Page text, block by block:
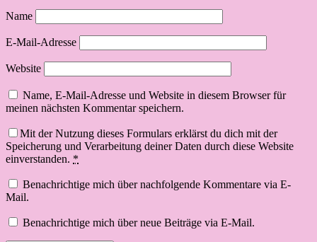
Name
E-Mail-Adresse
Website
Name, E-Mail-Adresse und Website in diesem Browser für
meinen nächsten Kommentar speichern.
Mit der Nutzung dieses Formulars erklärst du dich mit der
Speicherung und Verarbeitung deiner Daten durch diese Website
einverstanden. *
Benachrichtige mich über nachfolgende Kommentare via E-
Mail.
Benachrichtige mich über neue Beiträge via E-Mail.